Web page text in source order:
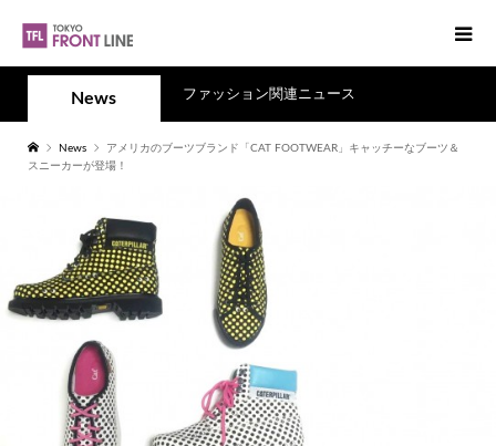
News ファッション関連ニュース
News
アメリカのブーツブランド「CAT FOOTWEAR」キャッチーなブーツ＆
スニーカーが登場！